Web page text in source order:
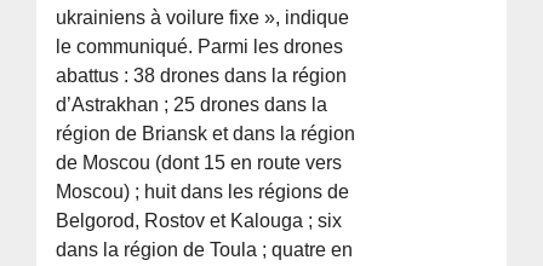
ukrainiens à voilure fixe », indique
le communiqué. Parmi les drones
abattus : 38 drones dans la région
d’Astrakhan ; 25 drones dans la
région de Briansk et dans la région
de Moscou (dont 15 en route vers
Moscou) ; huit dans les régions de
Belgorod, Rostov et Kalouga ; six
dans la région de Toula ; quatre en